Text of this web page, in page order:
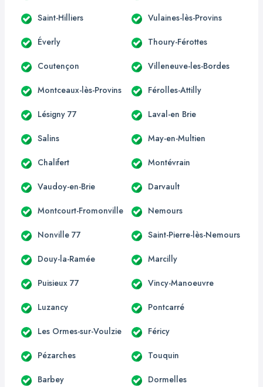
Saint-Hilliers Vulaines-lès-Provins
Éverly Thoury-Férottes
Coutençon Villeneuve-les-Bordes
Montceaux-lès-Provins Férolles-Attilly
Lésigny 77 Laval-en Brie
Salins May-en-Multien
Chalifert Montévrain
Vaudoy-en-Brie Darvault
Montcourt-Fromonville Nemours
Nonville 77 Saint-Pierre-lès-Nemours
Douy-la-Ramée Marcilly
Puisieux 77 Vincy-Manoeuvre
Luzancy Pontcarré
Les Ormes-sur-Voulzie Féricy
Pézarches Touquin
Barbey Dormelles